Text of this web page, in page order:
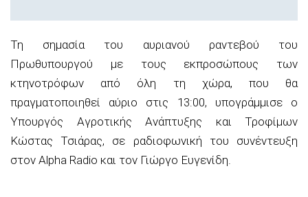
Τη σημασία του αυριανού ραντεβού του
Πρωθυπουργού με τους εκπροσώπους των
κτηνοτρόφων από όλη τη χώρα, που θα
πραγματοποιηθεί αύριο στις 13:00, υπογράμμισε ο
Υπουργός Αγροτικής Ανάπτυξης και Τροφίμων
Κώστας Τσιάρας, σε ραδιοφωνική του συνέντευξη
στον Alpha Radio και τον Γιώργο Ευγενίδη.